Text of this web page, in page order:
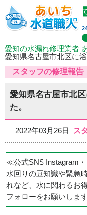
愛知の水漏れ修理業者
愛知県名古屋市北区に
スタッフの修理報告
愛知県名古屋市北
た。
2022年03月26日 ス
≪公式SNS Instagram
水回りの豆知識や緊急
れなど、水に関わるお
フォローをお願いします